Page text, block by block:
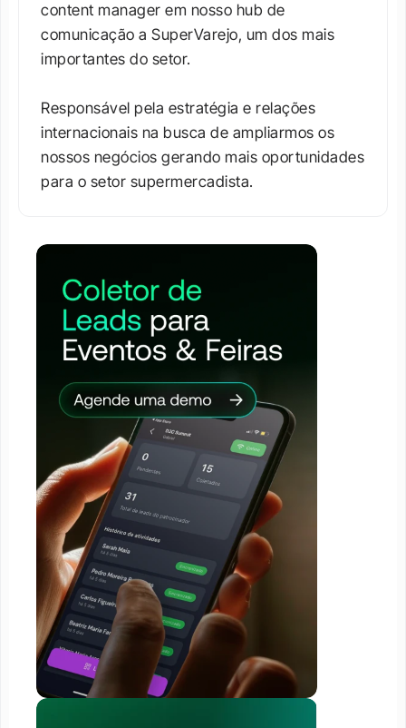
content manager em nosso hub de
comunicação a SuperVarejo, um dos mais
importantes do setor.
Responsável pela estratégia e relações
internacionais na busca de ampliarmos os
nossos negócios gerando mais oportunidades